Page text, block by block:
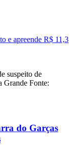
suspeito de
Grande Fonte:
do Garças